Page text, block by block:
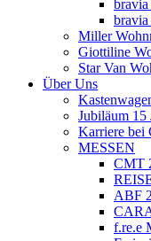
Miller
Giottiline
Star Van
Über Uns
Jubiläum 15
Karriere bei
MESSEN
CMT
ABF
f.re.e